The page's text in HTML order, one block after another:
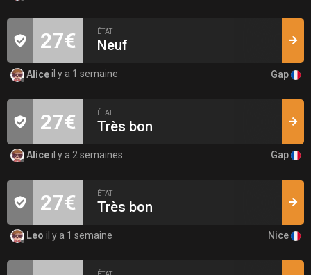
27€ ÉTAT
Neuf
Aliceil y a 1 semaine Gap
27€ ÉTAT
Très bon
Aliceil y a 2 semaines Gap
27€ ÉTAT
Très bon
Leo il y a 1 semaine Nice